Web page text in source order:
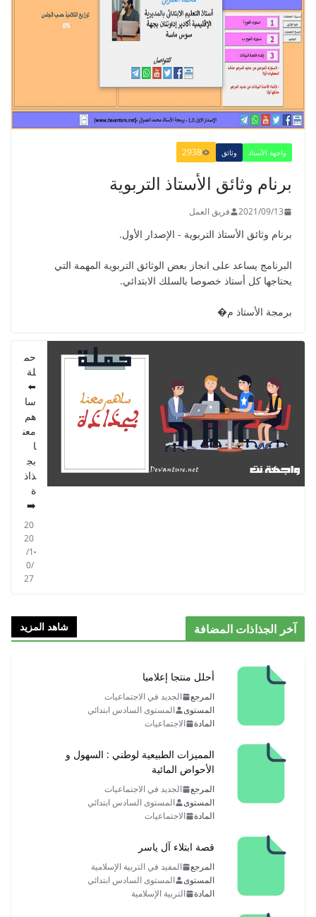
الحياتية
2022/01/02
GUIDE DU PROFESSEUR -
PARCOURS - 6ème ANNEE 2021
واجهة الأستاذ وثائق 2938
برنام وثائق الأستاذ التربوية
2021/09/13 فريق العمل
برنام وثائق الأستاذ التربوية - الإصدار الأول.
البرنامج يساعد على انجاز بعض الوثائق التربوية المهمة التي
يحتاجها كل أستاذ خصوصا بالسلك الابتدائي.
برمجة الأستاذ م�
حم
لة
⬅️
سا
هم
معن
ا
بج
ذاذ
ة
➡️
20
20
/1
0/
27
آخر الجذاذات المضافة شاهد المزيد
أحلل منتجا إعلاميا
المرجع
الجديد في الاجتماعيات
المستوى
المستوى السادس ابتدائي
المادة
الاجتماعيات
المميزات الطبيعية لوطني : السهول و
الأحواض المائية
المرجع
الجديد في الاجتماعيات
المستوى
المستوى السادس ابتدائي
المادة
الاجتماعيات
قصة ابتلاء آل ياسر
المرجع
المفيد في التربية الإسلامية
المستوى
المستوى السادس ابتدائي
المادة
التربية الإسلامية